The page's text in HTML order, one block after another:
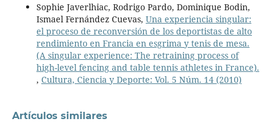
Sophie Javerlhiac, Rodrigo Pardo, Dominique Bodin,
Ismael Fernández Cuevas, Una experiencia singular:
el proceso de reconversión de los deportistas de alto
rendimiento en Francia en esgrima y tenis de mesa.
(A singular experience: The retraining process of
high-level fencing and table tennis athletes in France).
, Cultura, Ciencia y Deporte: Vol. 5 Núm. 14 (2010)
Artículos similares